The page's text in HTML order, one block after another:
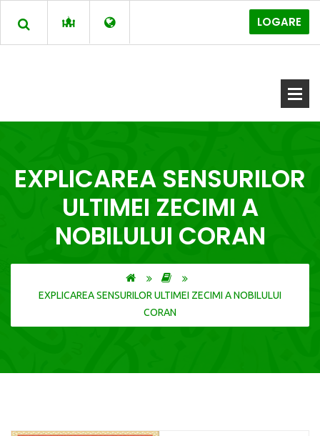
LOGARE
EXPLICAREA SENSURILOR
ULTIMEI ZECIMI A
NOBILULUI CORAN
EXPLICAREA SENSURILOR ULTIMEI ZECIMI A NOBILULUI
CORAN